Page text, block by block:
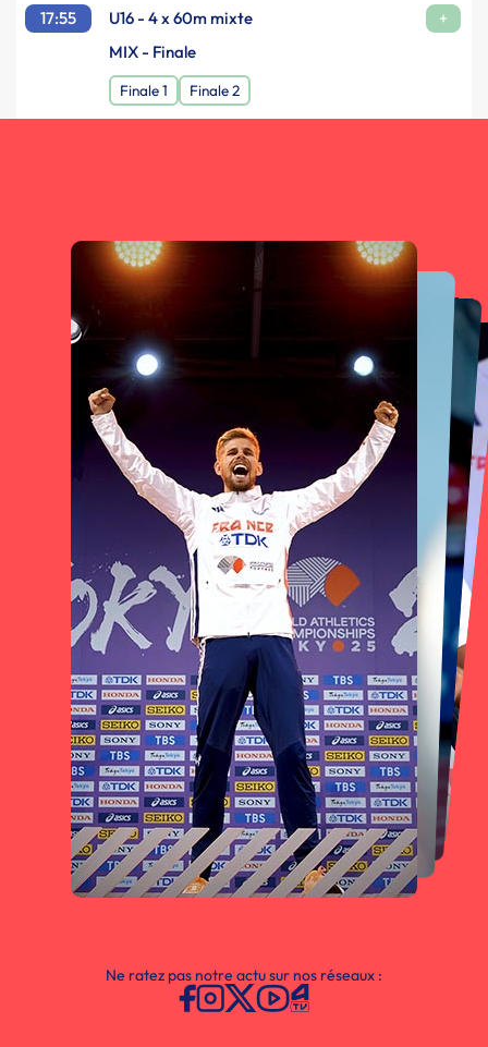
17:55 U16 - 4 x 60m mixte
+
MIX - Finale
Finale 1 Finale 2
Ne ratez pas notre actu sur nos réseaux :